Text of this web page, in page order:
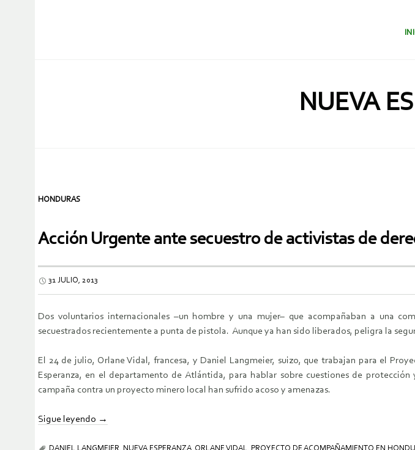
NUEVA
HONDURAS
Acción Urgente ante secuestro de activistas de
31 JULIO, 2013
Dos voluntarios internacionales –un hombre y una mujer– que acompañaban a una
secuestrados recientemente a punta de pistola. Aunque ya han sido liberados, peligra la
El 24 de julio, Orlane Vidal, francesa, y Daniel Langmeier, suizo, que trabajan para el
Esperanza, en el departamento de Atlántida, para hablar sobre cuestiones de
campaña contra un proyecto minero local han sufrido acoso y amenazas.
Sigue leyendo →